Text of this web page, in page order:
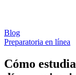
Blog
Preparatoria en línea
Cómo